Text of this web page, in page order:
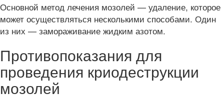
Основной метод лечения мозолей — удаление, которое
может осуществляться несколькими способами. Один
из них — замораживание жидким азотом.
Противопоказания для
проведения криодеструкции
мозолей